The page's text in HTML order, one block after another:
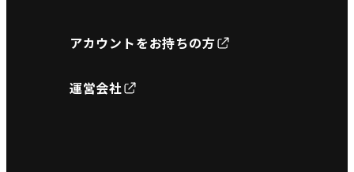
アカウントをお持ちの方
運営会社